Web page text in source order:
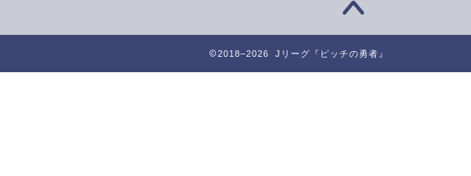
2018–2026 Jリーグ『ピッチの勇者』